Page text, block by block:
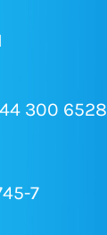
300 6528
7